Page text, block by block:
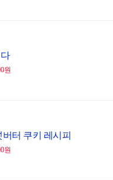
원
터 쿠키 레시피
원